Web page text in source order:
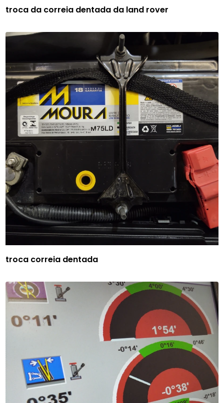
troca da correia dentada da land rover
troca correia dentada